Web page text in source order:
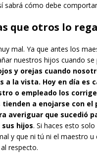
sabrá cómo debe
que otros lo
mal. Ya que antes los
nuestros hijos cuando se
y orejas cuando
a la vista. Hoy en día es
o empleado los
tienden a enojarse con
averiguar que sucedió
hijos. Si haces esto
y que ni tú ni el maestro u
respecto.